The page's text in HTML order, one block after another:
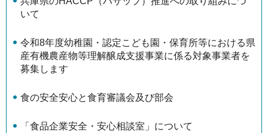
いて
令和8年度幼稚園・認定こども園・保育所等における県
産有機農産物等理解醸成支援事業に係る対象事業者を
募集します
食の安全安心と食育審議会及び部会
「食品企業安全・安心相談室」について